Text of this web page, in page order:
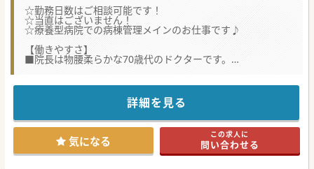
☆勤務日数はご相談可能です！
☆当直はございません！
☆療養型病院での病棟管理メインのお仕事です♪
【働きやすさ】
■院長は物腰柔らかな70歳代のドクターです。
■地域密着型の病院ですので患者さんにじっくり向き合い、
めの職場です。
■電子カルテですが医療クラークがいらっしゃり、慣れるま
では入力補助者としてつくことができますので、電子カルテ
が苦手なドクターでも安心してご勤務いただけます。
【募集背景】
■前任者はご高齢でもあり、病棟管理の負担を感じられ、外
来のみの勤務をされたい思いからご退職されました。
詳細を見る
気になる この求人に
問い合わせる